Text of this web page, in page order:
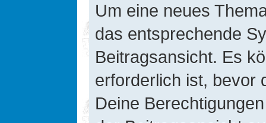
Um eine neues
das entsprechende
Beitragsansicht. Es
erforderlich ist, bevor
Deine